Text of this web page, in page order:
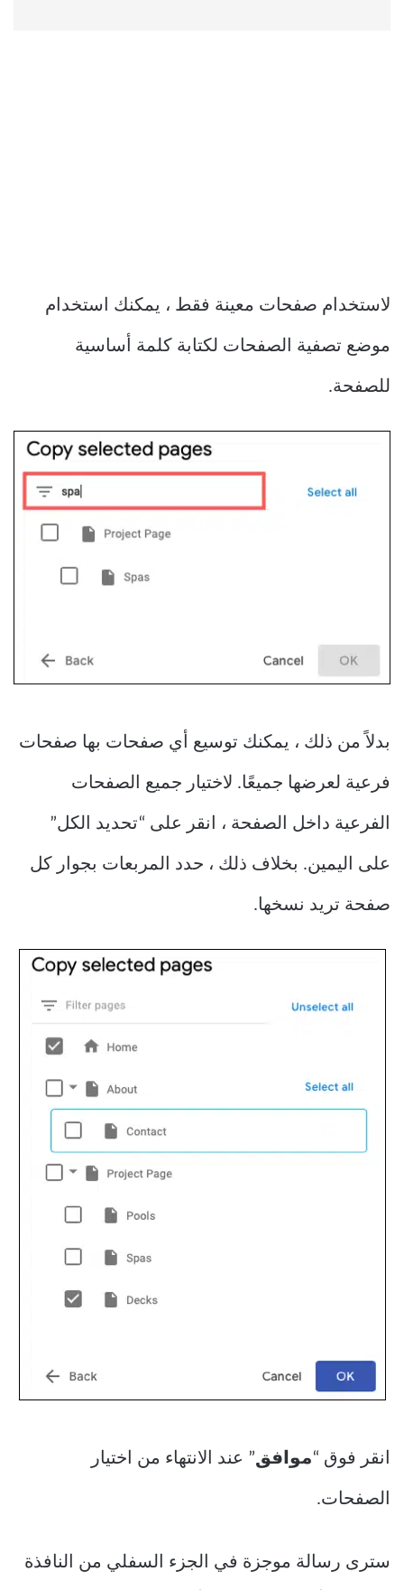
لاستخدام صفحات معينة فقط ، يمكنك استخدام
موضع تصفية الصفحات لكتابة كلمة أساسية
للصفحة.
بدلاً من ذلك ، يمكنك توسيع أي صفحات بها صفحات
فرعية لعرضها جميعًا. لاختيار جميع الصفحات
الفرعية داخل الصفحة ، انقر على “تحديد الكل”
على اليمين. بخلاف ذلك ، حدد المربعات بجوار كل
صفحة تريد نسخها.
انقر فوق “موافق” عند الانتهاء من اختيار
الصفحات.
سترى رسالة موجزة في الجزء السفلي من النافذة